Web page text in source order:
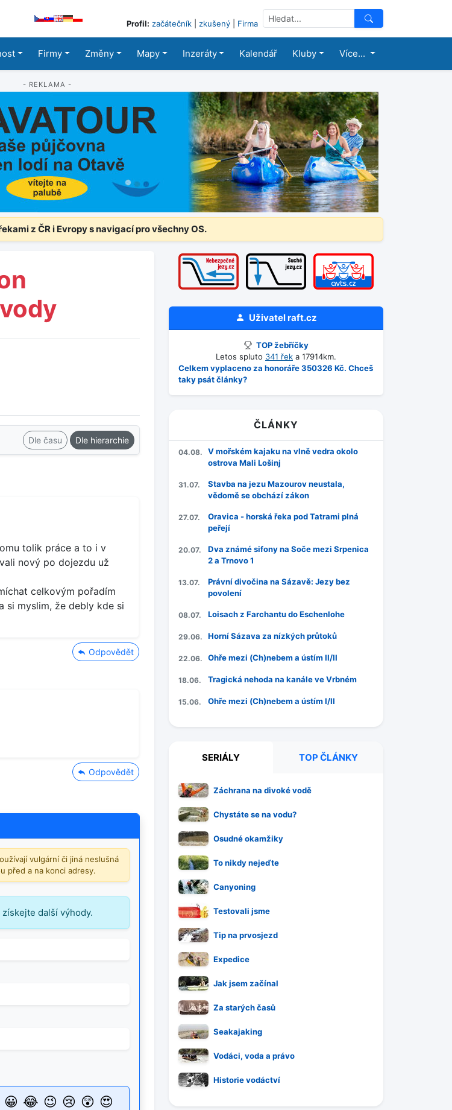
Profil: začátečník zkušený Firma
Firmy Změny Mapy Inzeráty Kalendář Kluby Více...
- REKLAMA -
z ČR i Evropy s navigací pro všechny OS.
Dle času Dle hierarchie
tolik práce a to i v
nový po dojezdu už
celkovým pořadím
si myslim, že debly kde si
Odpovědět
Odpovědět
vulgární či jiná neslušná
před a na konci adresy.
získejte další výhody.
😀 😂 😉 😢 😲 😍
Uživatelraft.cz
TOP žebříčky
Letos spluto 341 řek a 17914km.
Celkem vyplaceno za honoráře 350326 Kč. Chceš
taky psát články?
ČLÁNKY
04.08.
V mořském kajaku na vlně vedra okolo
ostrova Mali Lošinj
31.07.
Stavba na jezu Mazourov neustala,
vědomě se obchází zákon
27.07.
Oravica - horská řeka pod Tatrami plná
peřejí
20.07.
Dva známé sifony na Soče mezi Srpenica
2 a Trnovo 1
13.07.
Právní divočina na Sázavě: Jezy bez
povolení
08.07. Loisach z Farchantu do Eschenlohe
29.06. Horní Sázava za nízkých průtoků
22.06. Ohře mezi (Ch)nebem a ústím II/II
18.06. Tragická nehoda na kanále ve Vrbném
15.06. Ohře mezi (Ch)nebem a ústím I/II
SERIÁLY TOP ČLÁNKY
Záchrana na divoké vodě
Chystáte se na vodu?
Osudné okamžiky
To nikdy nejeďte
Canyoning
Testovali jsme
Tip na prvosjezd
Expedice
Jak jsem začínal
Za starých časů
Seakajaking
Vodáci, voda a právo
Historie vodáctví